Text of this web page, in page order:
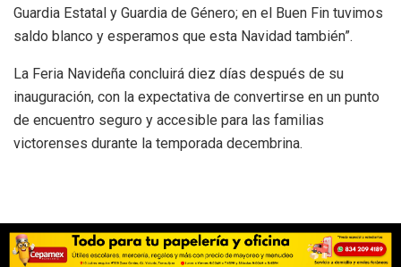
Guardia Estatal y Guardia de Género; en el Buen Fin tuvimos
saldo blanco y esperamos que esta Navidad también”.
La Feria Navideña concluirá diez días después de su
inauguración, con la expectativa de convertirse en un punto
de encuentro seguro y accesible para las familias
victorenses durante la temporada decembrina.